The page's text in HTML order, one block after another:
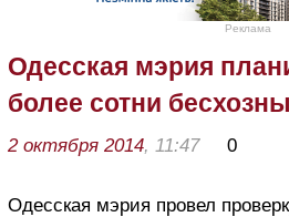
Реклама
Одесская мэрия
более сотни
2 октября 2014, 11:47 0
Одесская мэрия провел